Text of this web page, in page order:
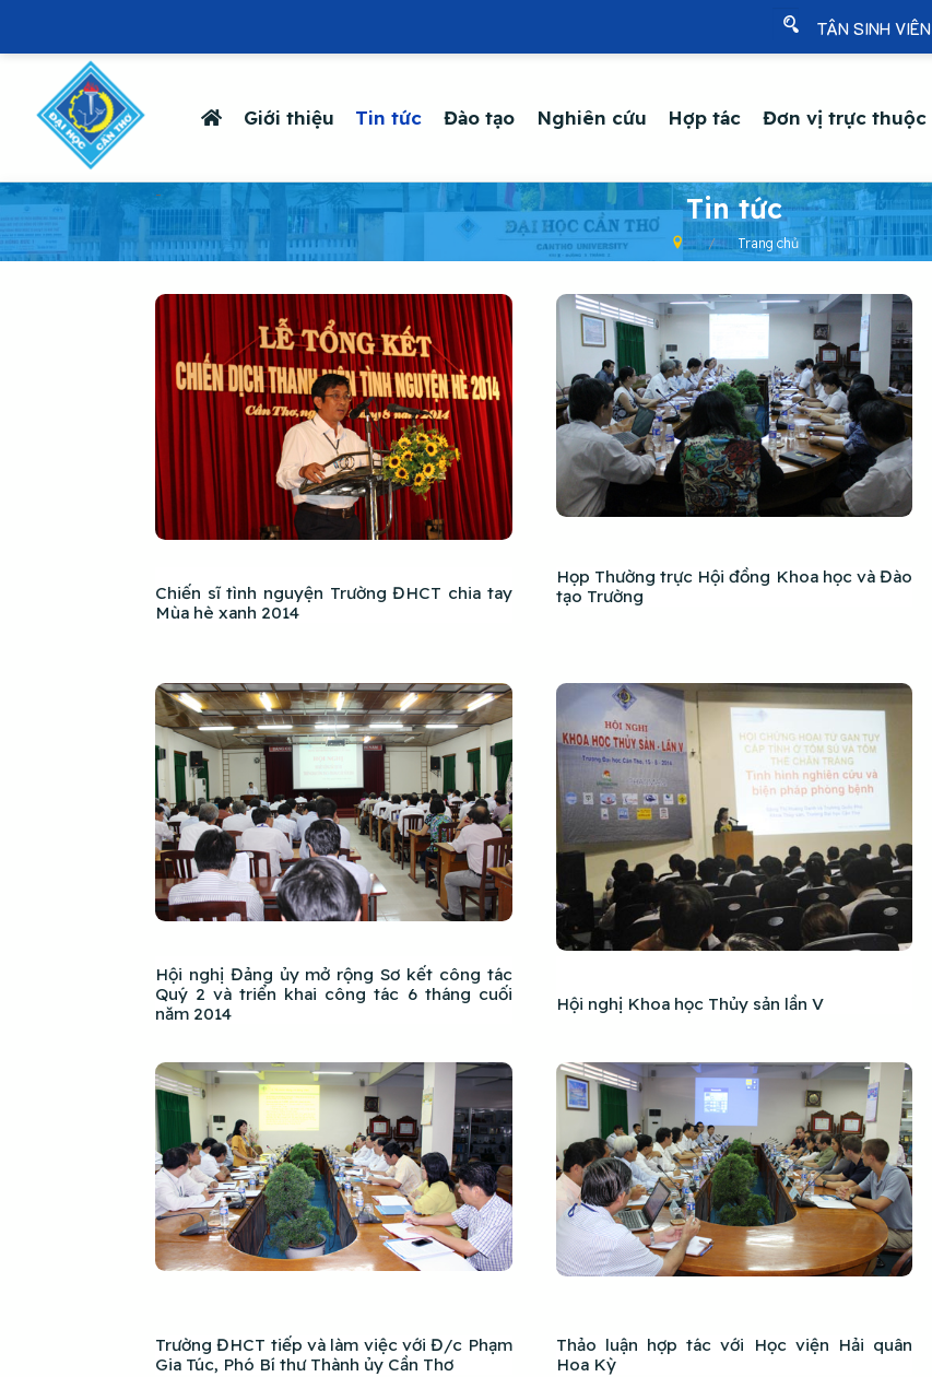
TÂN SINH VIÊN
Giới thiệu Tin tức Đào tạo Nghiên cứu Hợp tác Đơn vị trực thuộc
- Tin tức
Trang chủ
Chiến sĩ tình nguyện Trường ĐHCT chia tay
Mùa hè xanh 2014
Họp Thường trực Hội đồng Khoa học và Đào
tạo Trường
Hội nghị Đảng ủy mở rộng Sơ kết công tác
Quý 2 và triển khai công tác 6 tháng cuối
năm 2014
Hội nghị Khoa học Thủy sản lần V
Trường ĐHCT tiếp và làm việc với Đ/c Phạm
Gia Túc, Phó Bí thư Thành ủy Cần Thơ
Thảo luận hợp tác với Học viện Hải quân
Hoa Kỳ